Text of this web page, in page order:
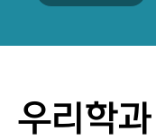
우리학과